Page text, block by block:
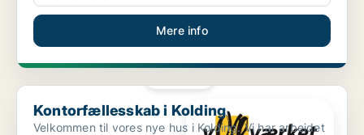
Mere info
Kontorfællesskab i Kolding
Kontorfællesskab i Kolding
Velkommen til vores nye hus i Kolding. Vi har arbejdet